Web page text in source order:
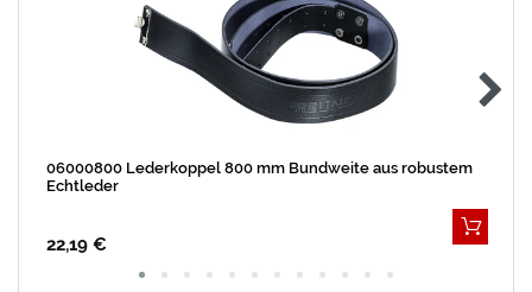
06000800 Lederkoppel 800 mm Bundweite aus robustem
Echtleder
22,19 €